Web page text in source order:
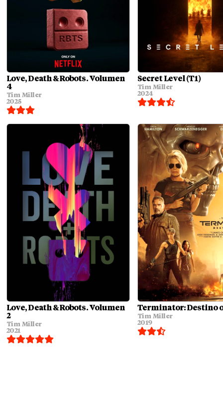
Love, Death & Robots. Volumen
4
Tim Miller
2025
Secret Level (T1)
Tim Miller
2024
Love, Death & Robots. Volumen
2
Tim Miller
2021
Terminator: Destino
Tim Miller
2019